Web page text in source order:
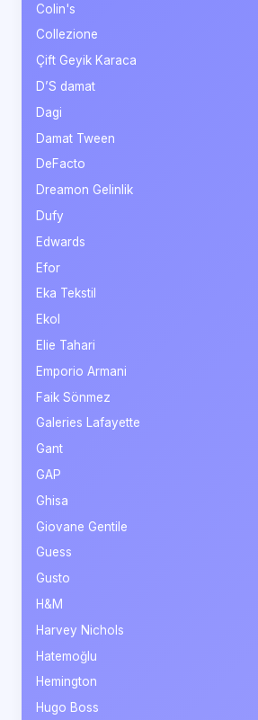
Colin's
Collezione
Çift Geyik Karaca
D’S damat
Dagi
Damat Tween
DeFacto
Dreamon Gelinlik
Dufy
Edwards
Efor
Eka Tekstil
Ekol
Elie Tahari
Emporio Armani
Faik Sönmez
Galeries Lafayette
Gant
GAP
Ghisa
Giovane Gentile
Guess
Gusto
H&M
Harvey Nichols
Hatemoğlu
Hemington
Hugo Boss